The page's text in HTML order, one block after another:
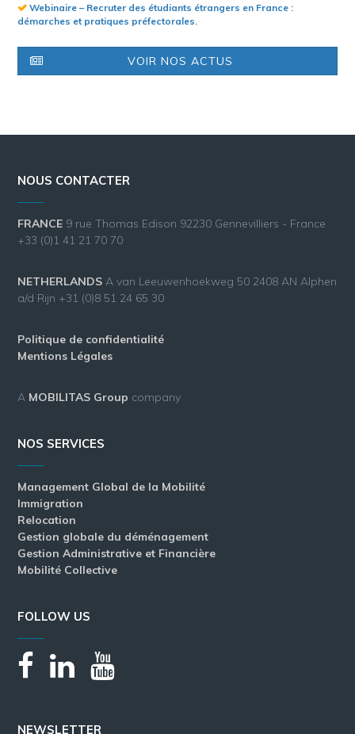
Webinaire – Recruter des étudiants étrangers en France :
démarches et pratiques préfectorales.
VOIR NOS ACTUS
NOUS CONTACTER
FRANCE 9 rue Thomas Edison 92230 Gennevilliers - France
+33 (0)1 41 21 70 70
NETHERLANDS A van Leeuwenhoekweg 50 2408 AN Alphen
a/d Rijn +31 (0)8 51 24 65 30
Politique de confidentialité
Mentions Légales
A MOBILITAS Group company
NOS SERVICES
Management Global de la Mobilité
Immigration
Relocation
Gestion globale du déménagement
Gestion Administrative et Financière
Mobilité Collective
FOLLOW US
NEWSLETTER